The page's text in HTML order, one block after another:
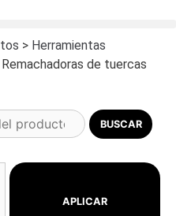
> Herramientas
Remachadoras de tuercas
APLICAR